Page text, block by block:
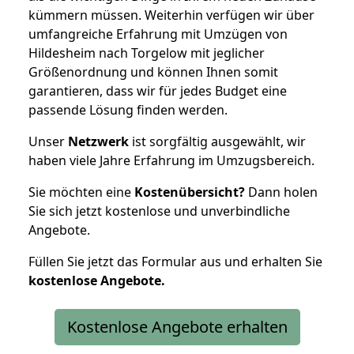
kümmern müssen. Weiterhin verfügen wir über
umfangreiche Erfahrung mit Umzügen von
Hildesheim nach Torgelow mit jeglicher
Größenordnung und können Ihnen somit
garantieren, dass wir für jedes Budget eine
passende Lösung finden werden.
Unser Netzwerk ist sorgfältig ausgewählt, wir
haben viele Jahre Erfahrung im Umzugsbereich.
Sie möchten eine Kostenübersicht? Dann holen
Sie sich jetzt kostenlose und unverbindliche
Angebote.
Füllen Sie jetzt das Formular aus und erhalten Sie
kostenloseAngebote.
Kostenlose Angebote erhalten